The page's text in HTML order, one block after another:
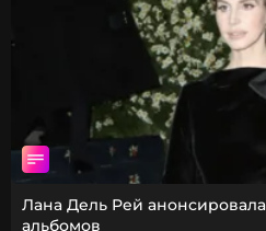
Лана Дель Рей
альбомов